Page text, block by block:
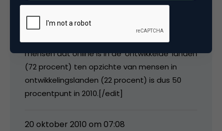
[edit]Het verschil tussen het percentage
mensen dat online is in de ‘ontwikkelde’ landen
(72 procent) ten opzichte van mensen in
ontwikkelingslanden (22 procent) is dus 50
procentpunt in 2010.[/edit]
20 oktober 2010 om 07:08